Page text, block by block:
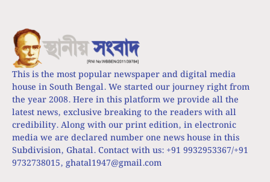
This is the most popular newspaper and digital media
house in South Bengal. We started our journey right from
the year 2008. Here in this platform we provide all the
latest news, exclusive breaking to the readers with all
credibility. Along with our print edition, in electronic
media we are declared number one news house in this
Subdivision, Ghatal. Contact with us: +91 9932953367/+91
9732738015, ghatal1947@gmail.com